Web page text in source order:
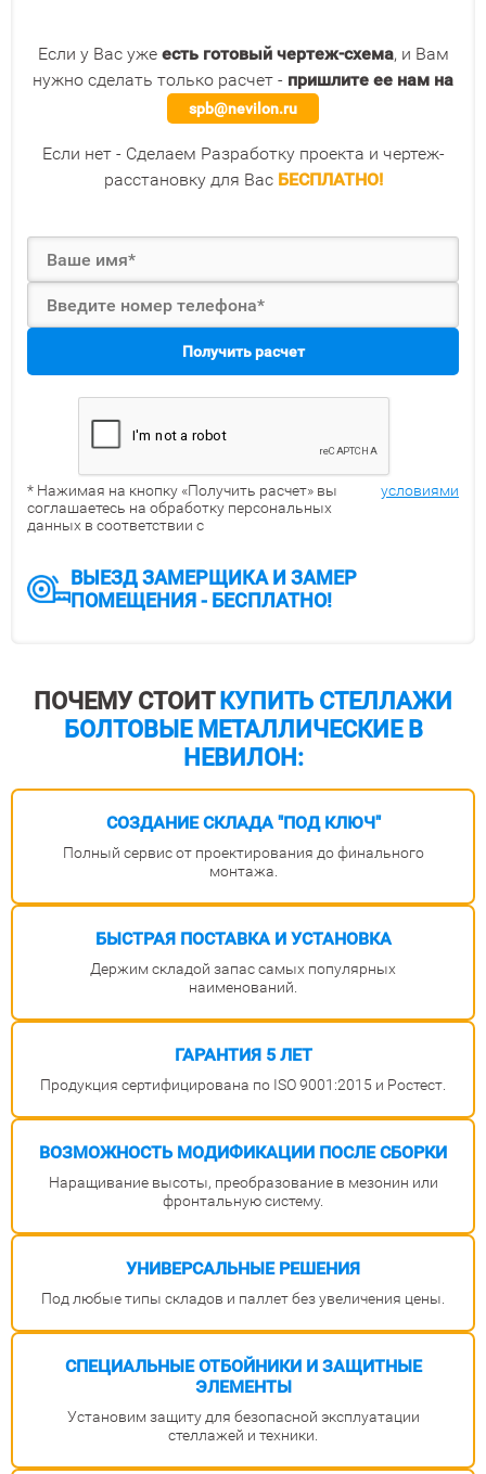
Если у Вас уже есть готовый чертеж-схема, и Вам
нужно сделать только расчет - пришлите ее нам на
spb@nevilon.ru
Если нет - Сделаем Разработку проекта и чертеж-
расстановку для Вас БЕСПЛАТНО!
Получить расчет
* Нажимая на кнопку «Получить расчет» вы
соглашаетесь на обработку персональных
данных в соответствии с
условиями
ВЫЕЗД ЗАМЕРЩИКА И ЗАМЕР
ПОМЕЩЕНИЯ - БЕСПЛАТНО!
ПОЧЕМУ СТОИТ КУПИТЬ СТЕЛЛАЖИ
БОЛТОВЫЕ МЕТАЛЛИЧЕСКИЕ В
НЕВИЛОН:
СОЗДАНИЕ СКЛАДА"ПОД КЛЮЧ"
Полный сервис от проектирования до финального
монтажа.
БЫСТРАЯ ПОСТАВКАИ УСТАНОВКА
Держим складой запас самых популярных
наименований.
ГАРАНТИЯ5 ЛЕТ
Продукция сертифицирована по ISO 9001:2015 и Ростест.
ВОЗМОЖНОСТЬМОДИФИКАЦИИ ПОСЛЕ СБОРКИ
Наращивание высоты, преобразование в мезонин или
фронтальную систему.
УНИВЕРСАЛЬНЫЕРЕШЕНИЯ
Под любые типы складов и паллет без увеличения цены.
СПЕЦИАЛЬНЫЕОТБОЙНИКИ И ЗАЩИТНЫЕ
ЭЛЕМЕНТЫ
Установим защиту для безопасной эксплуатации
стеллажей и техники.